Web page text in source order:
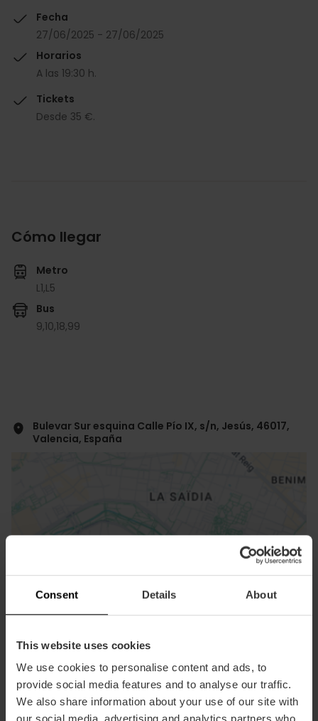
Consent Details About
This website uses cookies
We use cookies to personalise content and ads, to
provide social media features and to analyse our traffic.
We also share information about your use of our site with
our social media, advertising and analytics partners who
Fecha
27/06/2025 - 27/06/2025
Horarios
A las 19:30 h.
Tickets
Desde 35 €.
Cómo llegar
Metro
L1,L5
Bus
9,10,18,99
Bulevar Sur esquina Calle Pío IX, s/n, Jesús, 46017,
Valencia, España